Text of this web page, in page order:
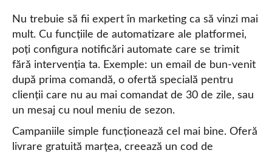
Nu trebuie să fii expert în marketing ca să vinzi mai
mult. Cu funcțiile de automatizare ale platformei,
poți configura notificări automate care se trimit
fără intervenția ta. Exemple: un email de bun-venit
după prima comandă, o ofertă specială pentru
clienții care nu au mai comandat de 30 de zile, sau
un mesaj cu noul meniu de sezon.
Campaniile simple funcționează cel mai bine. Oferă
livrare gratuită marțea, creează un cod de